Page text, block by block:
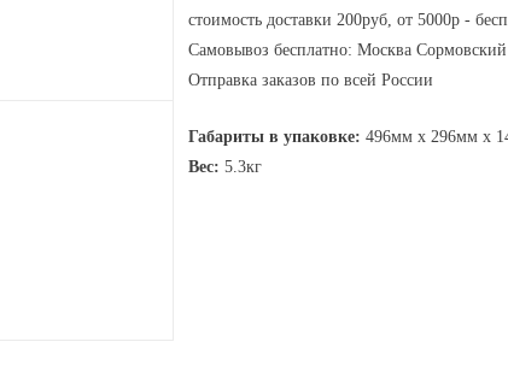
стоимость доставки 200руб, от 5000р -
Самовывоз бесплатно: Москва Сормовский
Отправка заказов по всей России
Габариты в упаковке: 496мм x 296мм x
Вес: 5.3кг